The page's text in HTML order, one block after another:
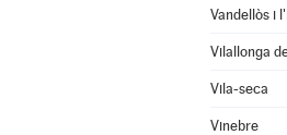
Vilallonga
Vila-seca
Vinebre